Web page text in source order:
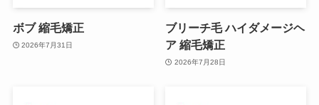
ボブ 縮毛矯正
2026年7月31日
ブリーチ毛 ハイダメージヘ
ア 縮毛矯正
2026年7月28日